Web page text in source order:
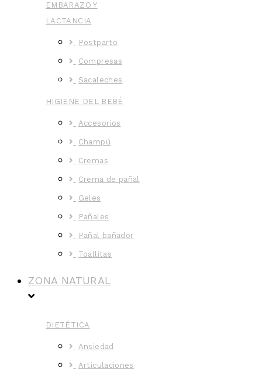
EMBARAZO Y
LACTANCIA
Postparto
Compresas
Sacaleches
HIGIENE DEL BEBÉ
Accesorios
Champú
Cremas
Crema de pañal
Geles
Pañales
Pañal bañador
Toallitas
ZONA NATURAL
DIETÉTICA
Ansiedad
Articulaciones